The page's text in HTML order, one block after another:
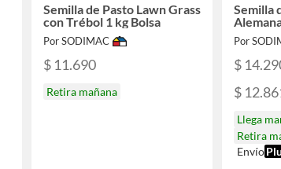
Semilla de Pasto Lawn Grass
con Trébol 1 kg Bolsa
Por SODIMAC
$ 11.690
Retira mañana
Semilla
Por
$
$
Llega
Retira
Envío